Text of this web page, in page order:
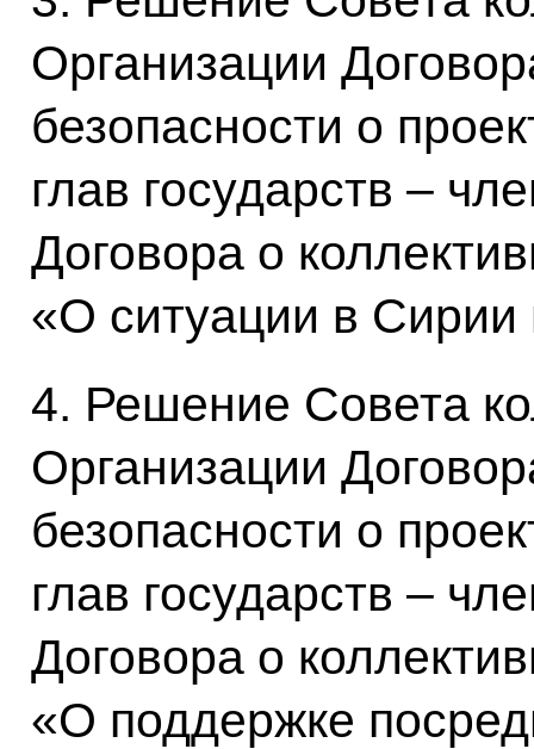
Организации
безопасности о
глав государств –
Договора о
«О ситуации в Сирии
4. Решение Совета
Организации
безопасности о
глав государств –
Договора о
«О поддержке